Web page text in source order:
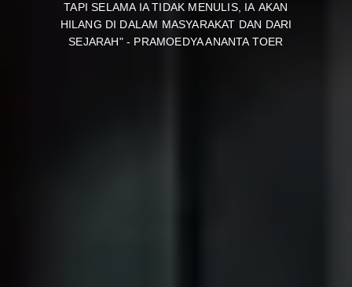
TAPI SELAMA IA TIDAK MENULIS, IA AKAN
HILANG DI DALAM MASYARAKAT DAN DARI
SEJARAH" - PRAMOEDYA ANANTA TOER